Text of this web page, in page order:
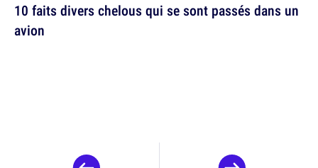
10 faits divers chelous qui se sont passés dans un
avion